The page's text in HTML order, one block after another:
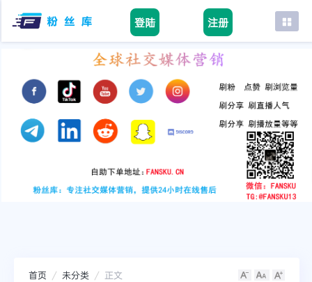
登陆 注册
首页
tiktok
youtube
instagram
首页 未分类 正文